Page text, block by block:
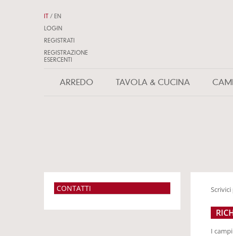
ARREDO TAVOLA & CUCINA
IT / EN
LOGIN
REGISTRATI
REGISTRAZIONE
ESERCENTI
CONTATTI
I